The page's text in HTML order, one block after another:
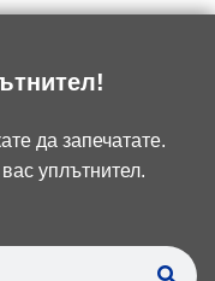
да запечатате.
уплътнител.